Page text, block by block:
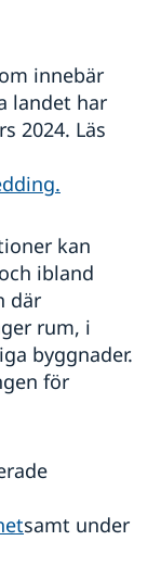
innebär
landet har
2024. Läs
kan
ibland
där
rum, i
byggnader.
för
samt under